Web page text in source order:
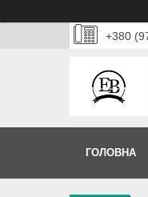
+380
ГОЛОВНА